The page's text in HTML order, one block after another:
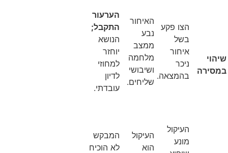
ניכר
בהמצאה
נבע
ממצב
מלחמה
ושיבושי
שליחים .
התקבל;
הנושא
יוחזר
למחוזי
לדיון
עובדתי.
העיקול
הוא
המבקש
לא הוכיח